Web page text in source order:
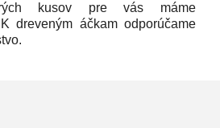
kusov pre vás máme
dreveným áčkam odporúčame